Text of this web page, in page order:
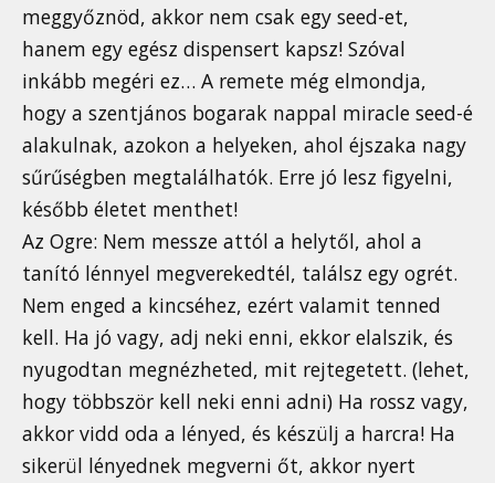
meggyőznöd, akkor nem csak egy seed-et,
hanem egy egész dispensert kapsz! Szóval
inkább megéri ez… A remete még elmondja,
hogy a szentjános bogarak nappal miracle seed-é
alakulnak, azokon a helyeken, ahol éjszaka nagy
sűrűségben megtalálhatók. Erre jó lesz figyelni,
később életet menthet!
Az Ogre: Nem messze attól a helytől, ahol a
tanító lénnyel megverekedtél, találsz egy ogrét.
Nem enged a kincséhez, ezért valamit tenned
kell. Ha jó vagy, adj neki enni, ekkor elalszik, és
nyugodtan megnézheted, mit rejtegetett. (lehet,
hogy többször kell neki enni adni) Ha rossz vagy,
akkor vidd oda a lényed, és készülj a harcra! Ha
sikerül lényednek megverni őt, akkor nyert